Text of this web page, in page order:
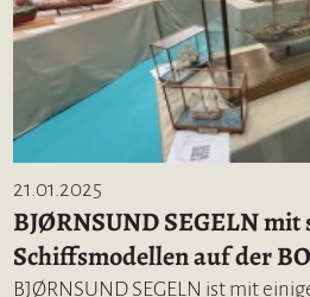
21.01.2025
BJØRNSUND SEGELN mit
Schiffsmodellen auf der
BJØRNSUND SEGELN ist mit